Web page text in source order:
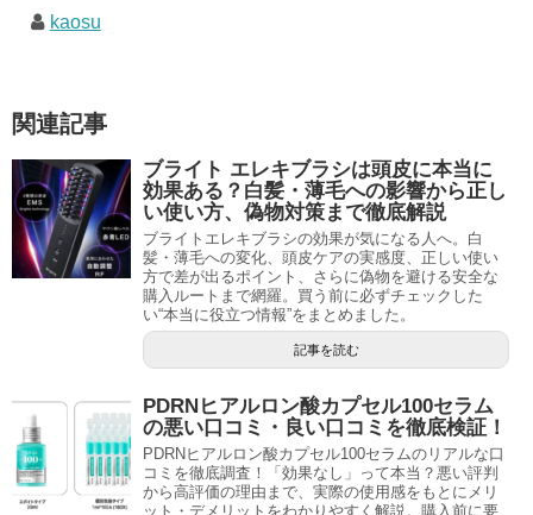
kaosu
関連記事
ブライト エレキブラシは頭皮に本当に
効果ある？白髪・薄毛への影響から正し
い使い方、偽物対策まで徹底解説
ブライトエレキブラシの効果が気になる人へ。白
髪・薄毛への変化、頭皮ケアの実感度、正しい使い
方で差が出るポイント、さらに偽物を避ける安全な
購入ルートまで網羅。買う前に必ずチェックした
い“本当に役立つ情報”をまとめました。
記事を読む
PDRNヒアルロン酸カプセル100セラム
の悪い口コミ・良い口コミを徹底検証！
PDRNヒアルロン酸カプセル100セラムのリアルな口
コミを徹底調査！「効果なし」って本当？悪い評判
から高評価の理由まで、実際の使用感をもとにメリ
ット・デメリットをわかりやすく解説。購入前に要